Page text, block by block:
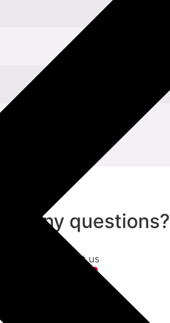
got any questions?
feel free to contact us